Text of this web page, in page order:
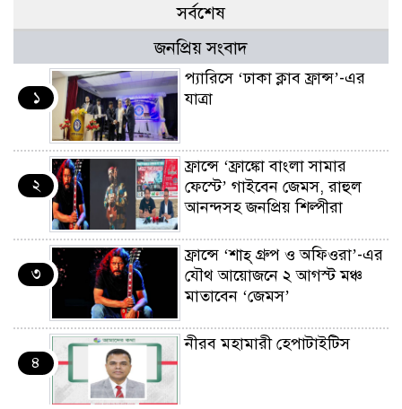
সর্বশেষ
জনপ্রিয় সংবাদ
১
প্যারিসে ‘ঢাকা ক্লাব ফ্রান্স’-এর
যাত্রা
২
ফ্রান্সে ‘ফ্রাঙ্কো বাংলা সামার
ফেস্টে’ গাইবেন জেমস, রাহুল
আনন্দসহ জনপ্রিয় শিল্পীরা
৩
ফ্রান্সে ‘শাহ্ গ্রুপ ও অফিওরা’-এর
যৌথ আয়োজনে ২ আগস্ট মঞ্চ
মাতাবেন ‘জেমস’
৪
নীরব মহামারী হেপাটাইটিস